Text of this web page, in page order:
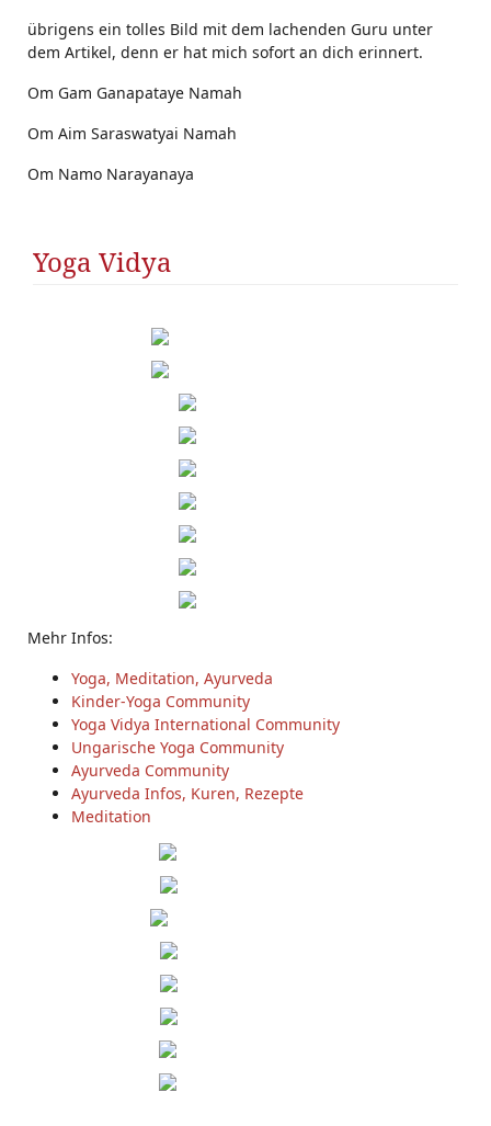
übrigens ein tolles Bild mit dem lachenden Guru unter
dem Artikel, denn er hat mich sofort an dich erinnert.
Om Gam Ganapataye Namah
Om Aim Saraswatyai Namah
Om Namo Narayanaya
Yoga Vidya
Mehr Infos:
Yoga, Meditation, Ayurveda
Kinder-Yoga Community
Yoga Vidya International Community
Ungarische Yoga Community
Ayurveda Community
Ayurveda Infos, Kuren, Rezepte
Meditation